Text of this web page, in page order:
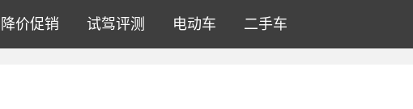
降价促销 试驾评测 电动车 二手车